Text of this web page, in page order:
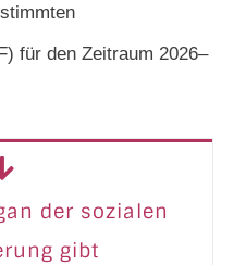
für den Zeitraum 2026–
der sozialen
gibt